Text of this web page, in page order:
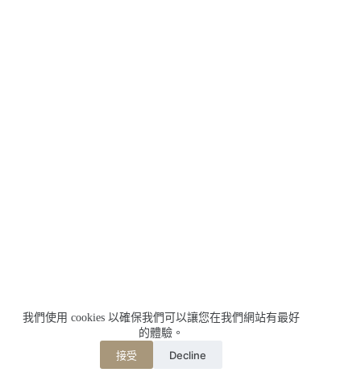
我們使用 cookies 以確保我們可以讓您在我們網站有最好
的體驗。
接受 Decline